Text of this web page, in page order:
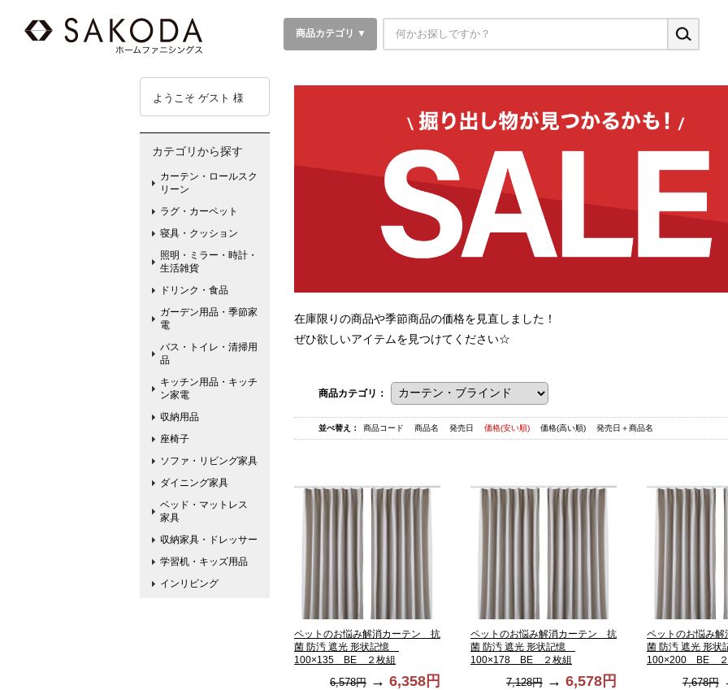
商品カテゴリ ▼
在庫限りの商品や季節商品の価格を見直しました！
ぜひ欲しいアイテムを見つけてください☆
商品カテゴリ：
並べ替え： 商品コード 商品名 発売日 価格(安い順) 価格(高い順) 発売日＋商品名
ペットのお悩み解消カーテン 抗
菌 防汚 遮光 形状記憶
100×135 BE ２枚組
6,578円 → 6,358円
ペットのお悩み解消カーテン 抗
菌 防汚 遮光 形状記憶
100×178 BE ２枚組
7,128円 → 6,578円
ペットのお悩み
菌 防汚 遮光 形状
100×200 BE ２
7,678円
ようこそ ゲスト 様
カテゴリから探す
カーテン・ロールスク
リーン
ラグ・カーペット
寝具・クッション
照明・ミラー・時計・
生活雑貨
ドリンク・食品
ガーデン用品・季節家
電
バス・トイレ・清掃用
品
キッチン用品・キッチ
ン家電
収納用品
座椅子
ソファ・リビング家具
ダイニング家具
ベッド・マットレス
家具
収納家具・ドレッサー
学習机・キッズ用品
インリビング